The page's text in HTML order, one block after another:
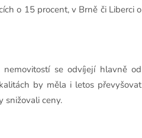
o 15 procent, v Brně či Liberci o
se odvíjejí hlavně od
by měla i letos převyšovat
snižovali ceny.